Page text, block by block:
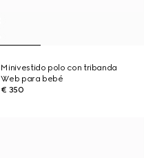
Minivestido polo con tribanda
Web para bebé
€ 350